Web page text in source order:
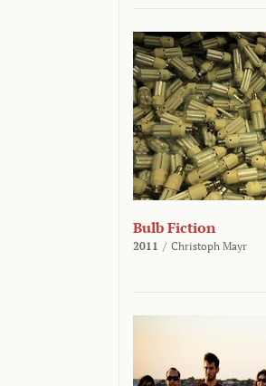
Bulb Fiction
2011 / Christoph Mayr